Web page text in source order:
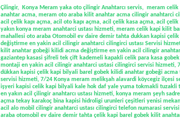
Çilingir, Konya Meram yaka oto çilingir Anahtarcı servis, meram celik
anahtar acma, meram oto araba kilit anahtar acma cilingir anahtarci
acil çelik kapı açma, acil oto kapı açma, acil çelik kasa açma, acil
yakın konya meram anahtarci ustası hizmeti, meram celik kapi kilit
mahallesi oto araba Otomobil ev daire demir tahta dukkan kapisi
değiştirme en yakin acil cilingir anahtarci cilingirci ustası Servisi
kilit anahtar gobeği kilidi acma değiştirme en yakin acil cilingir
gaziantep kasasi şifreli tek çift kademeli kapakli celik para kasa
montaji en yakin acil cilingir anahtarci ustasi cilingirci servisi hizmeti,
dükkan kapisi çelik kapi bilyali barel gobek kilidi anahtar gobeği
servisi hizmeti, 7/24 Konya meram melikşah alavardi köycegiz ilçesi
işyeri kapisi celik kapi bilyali kale hok daf yale yuma tokmakli
en yakın acil çilingir anahtarcı ustası hizmeti, konya meram şeyh
açma tekay karakoç bina kapisi hidroligi urunleri çeşitleri yenisi
acil alo mobil cilingir anahtarci ustası cilingirci telefon numarasi
araba otomobil ev daire demir tahta çelik kapi barel gobek kilit